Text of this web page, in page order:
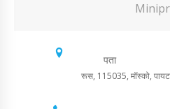
पता
रूस, 115035, मॉस्को,